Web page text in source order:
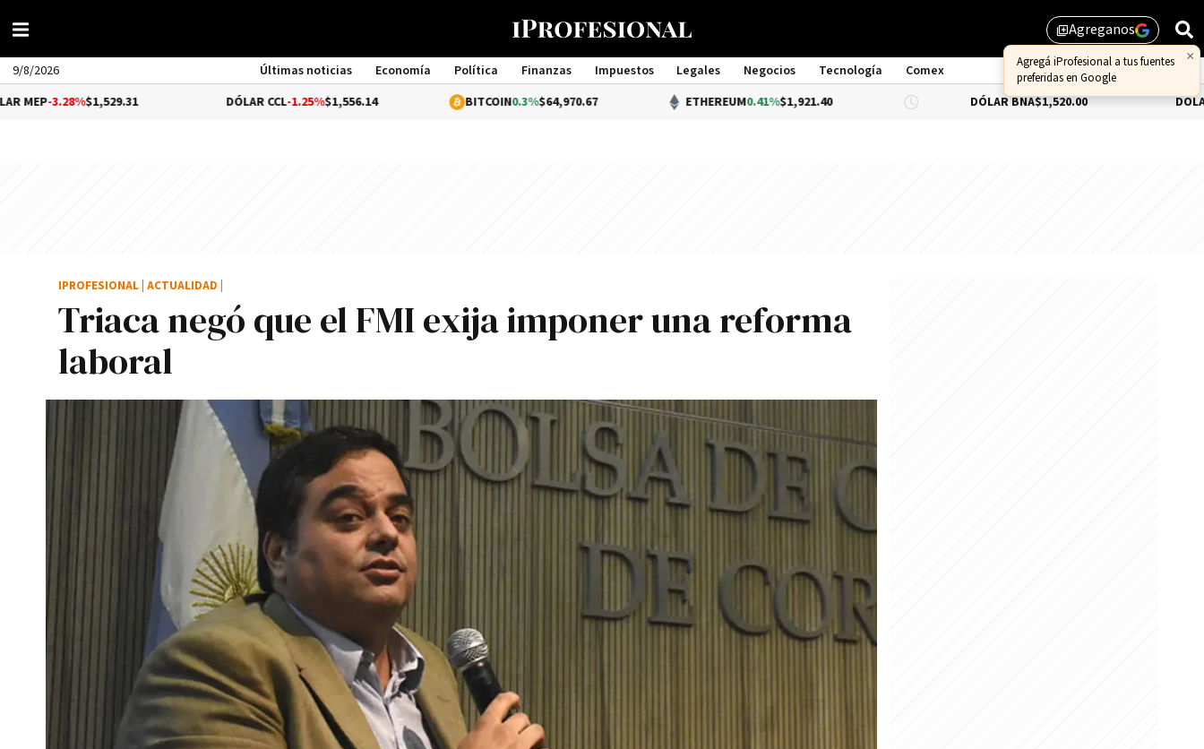
library_addAgreganos
9/8/2026 Últimas noticias Economía Política Finanzas Impuestos Legales Negocios Tecnología
Comex
Management
$1,529.31 -1.25%$1,556.14 0.3%$64,970.67 ETHEREUM0.41%$1,921.40 DÓLAR BNA $1,520.00 DÓLAR BLUE-
Triaca negó que el FMI exija imponer una reforma
laboral
IPROFESIONAL ACTUALIDAD